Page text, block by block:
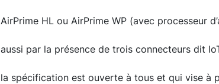
AirPrime HL ou AirPrime WP (avec processeur
aussi par la présence de trois connecteurs dit
la spécification est ouverte à tous et qui vise à